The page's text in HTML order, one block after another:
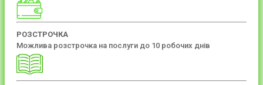
РОЗСТРОЧКА
Можлива розстрочка на послуги до 10 робочих днів